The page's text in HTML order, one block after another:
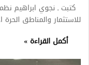
كتبت ـ نجوي ابراهيم
للاستثمار والمناطق الحرة
أكمل القراءة »